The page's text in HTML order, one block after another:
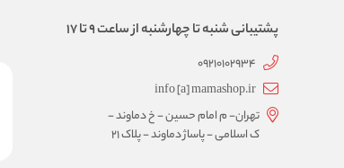
پشتیبانی شنبه تا چهارشنبه از ساعت 9 تا 17
09210102934
info [a] mamashop.ir
تهران- م امام حسین - خ دماوند -
ک اسلامی - پاساژ دماوند - پلاک 21